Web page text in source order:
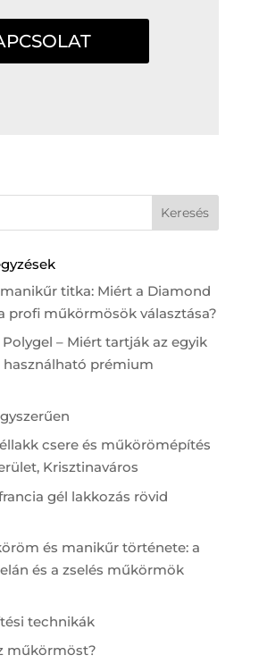
titka: Miért a Diamond
profi műkörmösök választása?
– Miért tartják az egyik
használható prémium
csere és műkörömépítés
Krisztinaváros
gél lakkozás rövid
és manikűr története: a
és a zselés műkörmök
technikák
műkörmöst?